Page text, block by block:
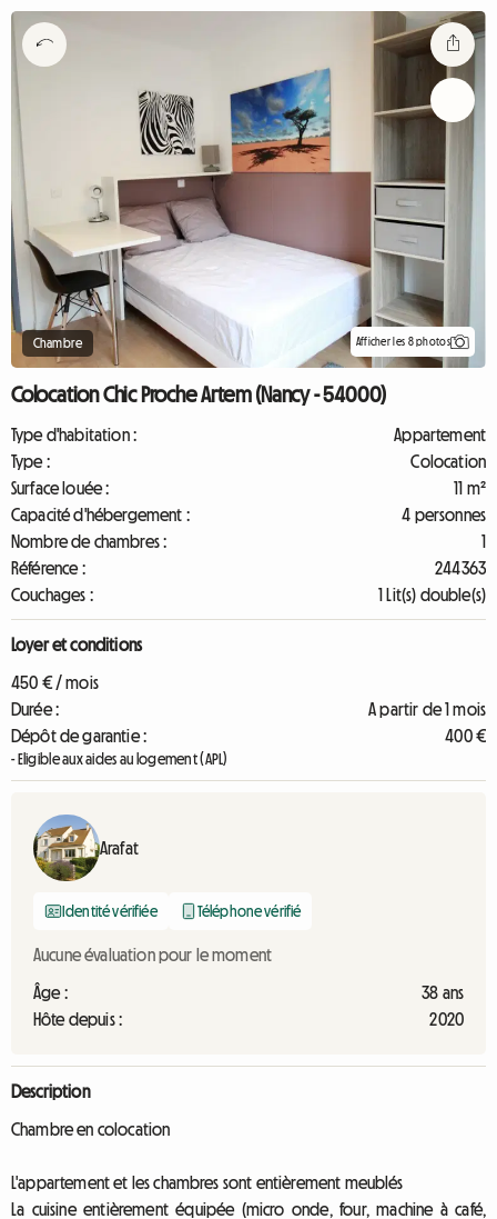
Chambre Afficher les 8 photos
Colocation Chic Proche Artem (Nancy - 54000)
Type d'habitation :
Appartement
Type :
Colocation
Surface louée :
11 m²
Capacité d'hébergement :
4 personnes
Nombre de chambres :
1
Référence :
244363
Couchages :
1 Lit(s) double(s)
Loyer et conditions
450 € / mois
Durée :
A partir de 1 mois
Dépôt de garantie :
400 €
- Eligible aux aides au logement (APL)
Arafat
Identité vérifiée Téléphone vérifié
Aucune évaluation pour le moment
Âge :
38 ans
Hôte depuis :
2020
Description
Chambre en colocation
L'appartement et les chambres sont entièrement meublés
La cuisine entièrement équipée (micro onde, four, machine à café,